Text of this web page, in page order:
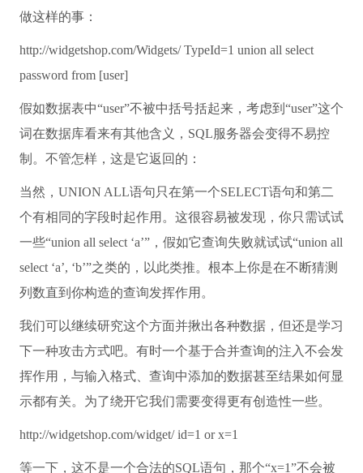
做这样的事：
http://widgetshop.com/Widgets/ TypeId=1 union all select
password from [user]
假如数据表中“user”不被中括号括起来，考虑到“user”这个
词在数据库看来有其他含义，SQL服务器会变得不易控
制。不管怎样，这是它返回的：
当然，UNION ALL语句只在第一个SELECT语句和第二
个有相同的字段时起作用。这很容易被发现，你只需试试
一些“union all select ‘a’”，假如它查询失败就试试“union all
select ‘a’, ‘b’”之类的，以此类推。根本上你是在不断猜测
列数直到你构造的查询发挥作用。
我们可以继续研究这个方面并揪出各种数据，但还是学习
下一种攻击方式吧。有时一个基于合并查询的注入不会发
挥作用，与输入格式、查询中添加的数据甚至结果如何显
示都有关。为了绕开它我们需要变得更有创造性一些。
http://widgetshop.com/widget/ id=1 or x=1
等一下，这不是一个合法的SQL语句，那个“x=1”不会被